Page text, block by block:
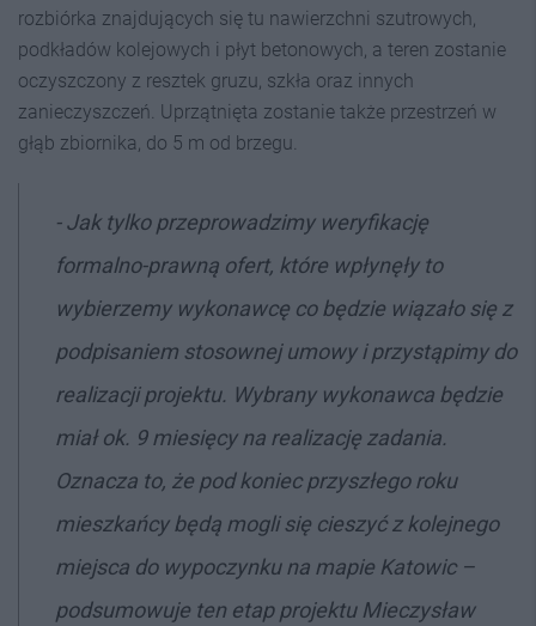
rozbiórka znajdujących się tu nawierzchni szutrowych,
podkładów kolejowych i płyt betonowych, a teren zostanie
oczyszczony z resztek gruzu, szkła oraz innych
zanieczyszczeń. Uprzątnięta zostanie także przestrzeń w
głąb zbiornika, do 5 m od brzegu.
-Jak tylko przeprowadzimy weryfikację
formalno-prawną ofert, które wpłynęły to
wybierzemy wykonawcę co będzie wiązało się z
podpisaniem stosownej umowy i przystąpimy do
realizacji projektu. Wybrany wykonawca będzie
miał ok. 9 miesięcy na realizację zadania.
Oznacza to, że pod koniec przyszłego roku
mieszkańcy będą mogli się cieszyć z kolejnego
miejsca do wypoczynku na mapie Katowic–
podsumowuje ten etap projektu Mieczysław